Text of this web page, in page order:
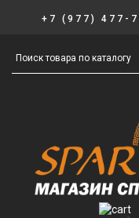
+7 (977) 477-